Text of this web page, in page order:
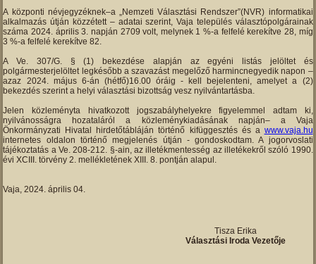
A központi névjegyzéknek–a „Nemzeti Választási Rendszer”(NVR) informatikai
alkalmazás útján közzétett – adatai szerint, Vaja település választópolgárainak
száma 2024. április 3. napján 2709 volt, melynek 1 %-a felfelé kerekítve 28, míg
3 %-a felfelé kerekítve 82.
A Ve. 307/G. § (1) bekezdése alapján az egyéni listás jelöltet és
polgármesterjelöltet legkésőbb a szavazást megelőző harmincnegyedik napon –
azaz 2024. május 6-án (hétfő)16.00 óráig - kell bejelenteni, amelyet a (2)
bekezdés szerint a helyi választási bizottság vesz nyilvántartásba.
Jelen közleményta hivatkozott jogszabályhelyekre figyelemmel adtam ki,
nyilvánosságra hozataláról a közleménykiadásának napján– a Vaja
Önkormányzati Hivatal hirdetőtábláján történő kifüggesztés és a www.vaja.hu
internetes oldalon történő megjelenés útján - gondoskodtam. A jogorvoslati
tájékoztatás a Ve. 208-212. §-ain, az illetékmentesség az illetékekről szóló 1990.
évi XCIII. törvény 2. mellékletének XIII. 8. pontján alapul.
Vaja, 2024. április 04.
Tisza Erika
Választási Iroda Vezetője